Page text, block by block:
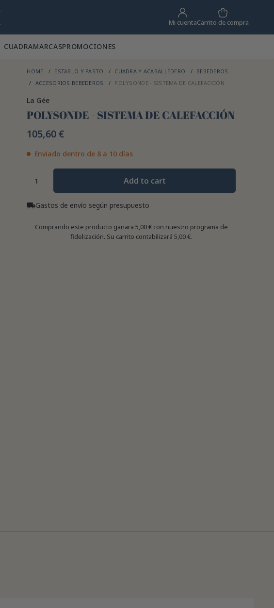
Mi cuentaCarrito de compra
CUADRAMARCASPROMOCIONES
HOME ESTABLO Y PASTO CUADRA Y ACABALLEDERO
BEBEDEROS
ACCESORIOS BEBEDEROS
POLYSONDE - SISTEMA DE CALEFACCIÓN
La Gée
POLYSONDE - SISTEMA DE CALEFACCIÓN
105,60 €
Enviado dentro de 8 a 10 días
Add to cart
local_shippingGastos de envío según presupuesto
Comprando este producto ganara 5,00 €con nuestro programa de
fidelización. Su carrito contabilizará5,00 €.